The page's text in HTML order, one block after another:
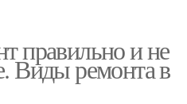
правильно и не
Виды ремонта в